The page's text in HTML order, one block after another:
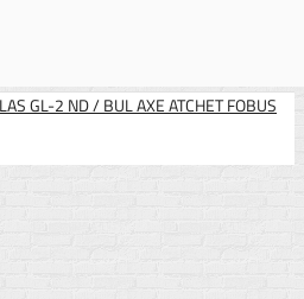
GL-2 ND / BUL AXE ATCHET FOBUS